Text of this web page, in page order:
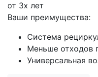
от 3х лет
Ваши преимущества:
Система
Меньше отходов
Универсальная